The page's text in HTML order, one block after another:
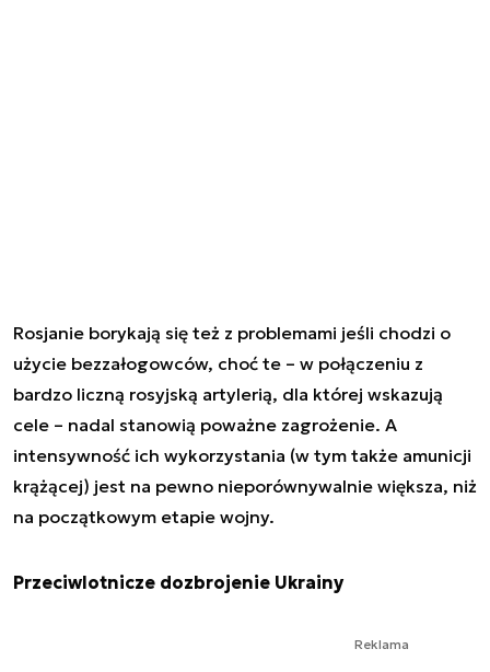
Rosjanie borykają się też z problemami jeśli chodzi o
użycie bezzałogowców, choć te – w połączeniu z
bardzo liczną rosyjską artylerią, dla której wskazują
cele – nadal stanowią poważne zagrożenie. A
intensywność ich wykorzystania (w tym także amunicji
krążącej) jest na pewno nieporównywalnie większa, niż
na początkowym etapie wojny.
Przeciwlotnicze dozbrojenie Ukrainy
Reklama